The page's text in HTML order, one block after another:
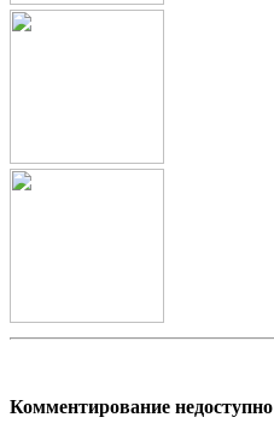
Комментирование недоступно